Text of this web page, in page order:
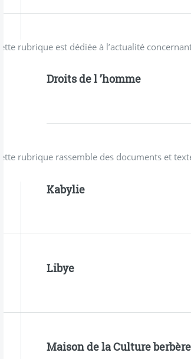
Cette rubrique est dédiée à l’actualité
Droits de l ’homme
Cette rubrique rassemble des documents et
Kabylie
Libye
Maison de la Culture